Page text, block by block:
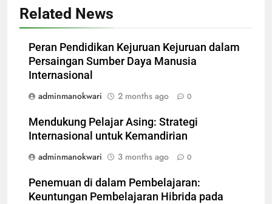
Related News
Peran Pendidikan Kejuruan Kejuruan dalam
Persaingan Sumber Daya Manusia
Internasional
adminmanokwari
2 months ago 0
Mendukung Pelajar Asing: Strategi
Internasional untuk Kemandirian
adminmanokwari
3 months ago 0
Penemuan di dalam Pembelajaran:
Keuntungan Pembelajaran Hibrida pada